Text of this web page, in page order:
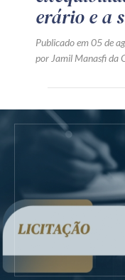
erário e a
Publicado em 05 de
por Jamil Manasfi da